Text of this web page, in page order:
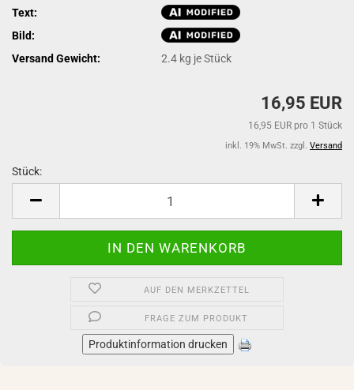
Text:
Bild:
Versand Gewicht:
2.4 kg je Stück
16,95 EUR
16,95 EUR pro 1 Stück
inkl. 19% MwSt. zzgl. Versand
Stück:
AUF DEN MERKZETTEL
FRAGE ZUM PRODUKT
Produktinformation drucken